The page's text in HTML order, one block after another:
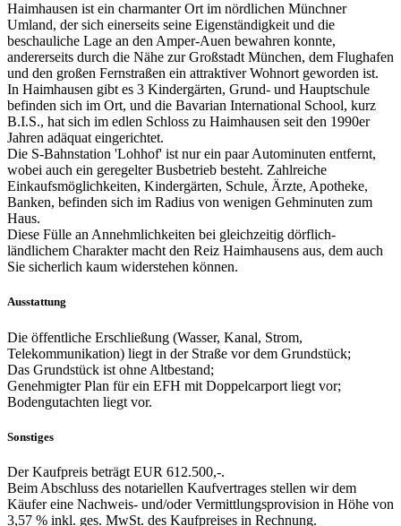
Haimhausen ist ein charmanter Ort im nördlichen Münchner
Umland, der sich einerseits seine Eigenständigkeit und die
beschauliche Lage an den Amper-Auen bewahren konnte,
andererseits durch die Nähe zur Großstadt München, dem Flughafen
und den großen Fernstraßen ein attraktiver Wohnort geworden ist.
In Haimhausen gibt es 3 Kindergärten, Grund- und Hauptschule
befinden sich im Ort, und die Bavarian International School, kurz
B.I.S., hat sich im edlen Schloss zu Haimhausen seit den 1990er
Jahren adäquat eingerichtet.
Die S-Bahnstation 'Lohhof' ist nur ein paar Autominuten entfernt,
wobei auch ein geregelter Busbetrieb besteht. Zahlreiche
Einkaufsmöglichkeiten, Kindergärten, Schule, Ärzte, Apotheke,
Banken, befinden sich im Radius von wenigen Gehminuten zum
Haus.
Diese Fülle an Annehmlichkeiten bei gleichzeitig dörflich-
ländlichem Charakter macht den Reiz Haimhausens aus, dem auch
Sie sicherlich kaum widerstehen können.
Ausstattung
Die öffentliche Erschließung (Wasser, Kanal, Strom,
Telekommunikation) liegt in der Straße vor dem Grundstück;
Das Grundstück ist ohne Altbestand;
Genehmigter Plan für ein EFH mit Doppelcarport liegt vor;
Bodengutachten liegt vor.
Sonstiges
Der Kaufpreis beträgt EUR 612.500,-.
Beim Abschluss des notariellen Kaufvertrages stellen wir dem
Käufer eine Nachweis- und/oder Vermittlungsprovision in Höhe von
3,57 % inkl. ges. MwSt. des Kaufpreises in Rechnung.